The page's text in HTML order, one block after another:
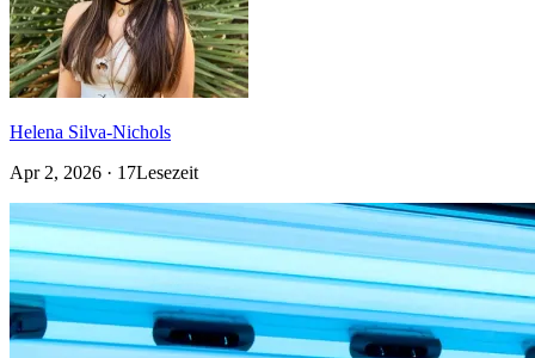
Helena Silva-Nichols
Apr 2, 2026 · 17Lesezeit